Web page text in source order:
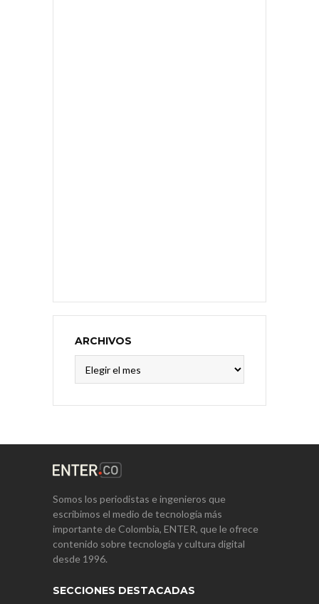
ARCHIVOS
Somos los periodistas e ingenieros que
escribimos el medio de tecnología más
importante de Colombia, ENTER, que le ofrece
contenido sobre tecnología y cultura digital
desde 1996.
SECCIONES DESTACADAS